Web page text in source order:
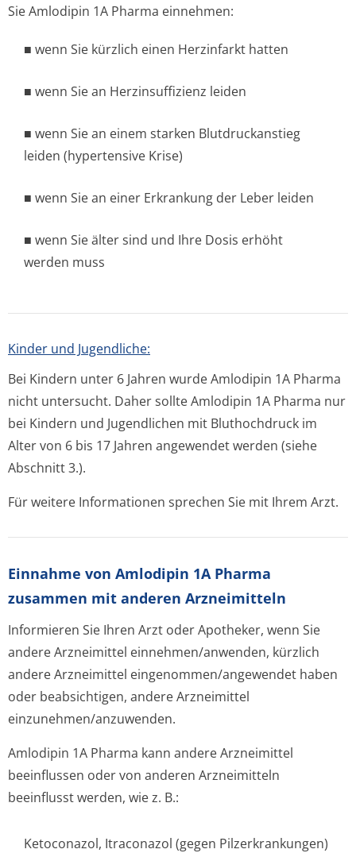
Sie Amlodipin 1A Pharma einnehmen:
■ wenn Sie kürzlich einen Herzinfarkt hatten
■ wenn Sie an Herzinsuffizienz leiden
■ wenn Sie an einem starken Blutdruckanstieg
leiden (hypertensive Kri­se)
■ wenn Sie an einer Erkrankung der Leber leiden
■ wenn Sie älter sind und Ihre Dosis erhöht
werden muss
Kinder und Jugendliche:
Bei Kindern unter 6 Jahren wurde Amlodipin 1A Pharma
nicht untersucht. Daher sollte Amlodipin 1A Pharma nur
bei Kindern und Jugendlichen mit Bluthochdruck im
Alter von 6 bis 17 Jahren angewendet werden (siehe
Abschnitt 3.).
Für weitere Informationen sprechen Sie mit Ihrem Arzt.
Einnahme von Amlodipin 1A Pharma
zusammen mit anderen Arzneimitteln
Informieren Sie Ihren Arzt oder Apotheker, wenn Sie
andere Arzneimittel einnehmen/anwenden, kürzlich
andere Arzneimittel eingenommen/an­gewendet haben
oder beabsichtigen, andere Arzneimittel
einzunehmen/an­zuwenden.
Amlodipin 1A Pharma kann andere Arzneimittel
beeinflussen oder von anderen Arzneimitteln
beeinflusst werden, wie z. B.:
Ketoconazol, Itraconazol (gegen Pilzerkrankungen)